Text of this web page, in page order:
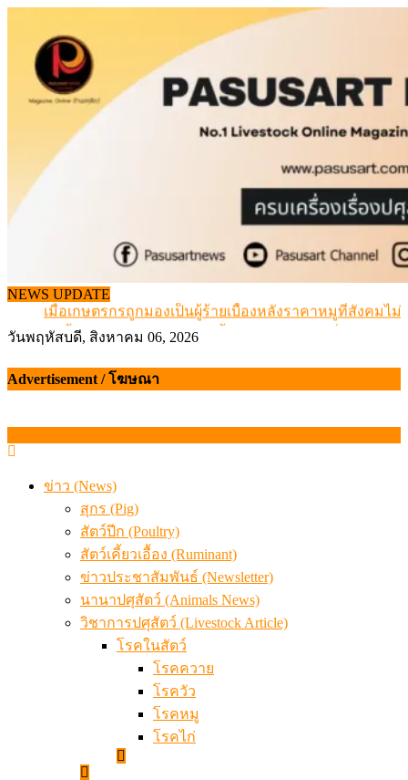
content
NEWS UPDATE
สกัดลักลอบนำเข้าเอ็นโคแช่แข็งกว่า 12.6 ตัน สมุทรสาคร
เมื่อเกษตรกรถูกมองเป็นผู้ร้ายเบื้องหลังราคาหมูที่สังคมไม่
สุดอั้น! ไข่ไก่หน้าฟาร์มปรับขึ้นอีก 6 บาท/แผง เริ่ม 7 ส.ค.69
เดินหน้าดัน “ราคากลางโคเนื้อ” แก้ปัญหาราคาโคเนื้อตก
วันพฤหัสบดี, สิงหาคม 06, 2026
Advertisement / โฆษณา
ข่าว (News)
สุกร (Pig)
สัตว์ปีก (Poultry)
สัตว์เคี้ยวเอื้อง (Ruminant)
ข่าวประชาสัมพันธ์ (Newsletter)
นานาปศุสัตว์ (Animals News)
วิชาการปศุสัตว์ (Livestock Article)
โรคในสัตว์
โรคควาย
โรควัว
โรคหมู
โรคไก่